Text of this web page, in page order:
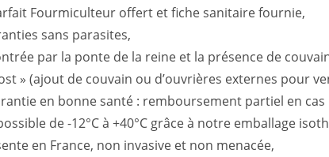
Fourmiculteur offert et fiche sanitaire fournie,
sans parasites,
par la ponte de la reine et la présence de
» (ajout de couvain ou d’ouvrières externes pour
en bonne santé : remboursement partiel en
de -12°C à +40°C grâce à notre emballage
en France, non invasive et non menacée,